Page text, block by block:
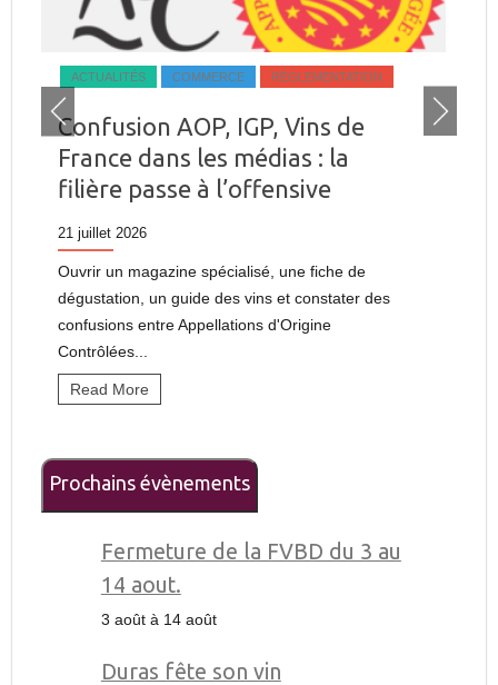
COMMERCE RÉGLEMENTATION
IGP, Vins de
les médias : la
à l’offensive
spécialisé, une fiche de
des vins et constater des
Appellations d'Origine
ACTUALITÉS
ARRACHAGE:
plateforme de
paiement
Si vous avez déposé un
l'AMI et que votre dossier
avez reçu en...
Prochains évènements
Fermeture de la FVBD du 3 au
14 aout.
3 août à 14 août
Duras fête son vin